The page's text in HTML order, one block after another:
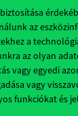
az
a
az olyan
vagy egyedi
vagy
funkciókat és